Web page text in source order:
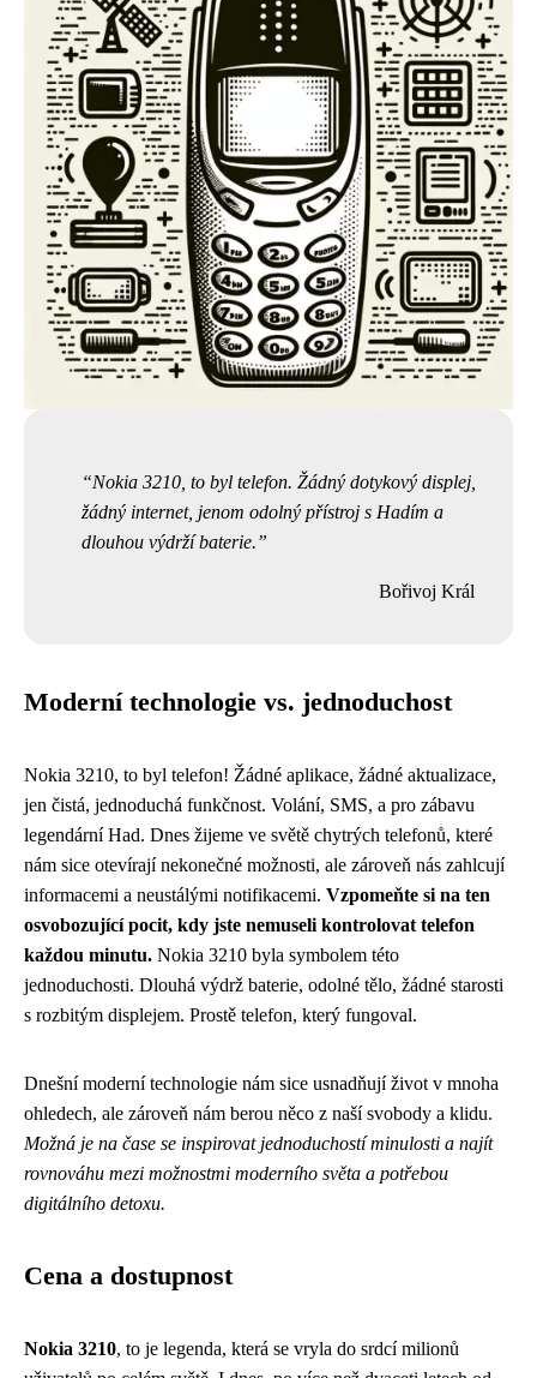
Nokia 3210, to byl telefon. Žádný dotykový displej,
žádný internet, jenom odolný přístroj s Hadím a
dlouhou výdrží baterie.
Bořivoj Král
Moderní technologie vs. jednoduchost
Nokia 3210, to byl telefon! Žádné aplikace, žádné aktualizace,
jen čistá, jednoduchá funkčnost. Volání, SMS, a pro zábavu
legendární Had. Dnes žijeme ve světě chytrých telefonů, které
nám sice otevírají nekonečné možnosti, ale zároveň nás zahlcují
informacemi a neustálými notifikacemi. Vzpomeňte si na ten
osvobozující pocit, kdy jste nemuseli kontrolovat telefon
každou minutu. Nokia 3210 byla symbolem této
jednoduchosti. Dlouhá výdrž baterie, odolné tělo, žádné starosti
s rozbitým displejem. Prostě telefon, který fungoval.
Dnešní moderní technologie nám sice usnadňují život v mnoha
ohledech, ale zároveň nám berou něco z naší svobody a klidu.
Možná je na čase se inspirovat jednoduchostí minulosti a najít
rovnováhu mezi možnostmi moderního světa a potřebou
digitálního detoxu.
Cena a dostupnost
Nokia 3210, to je legenda, která se vryla do srdcí milionů